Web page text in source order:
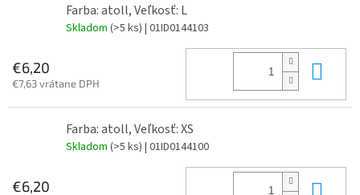
Farba: atoll, Veľkosť: L
Skladom (>5 ks) | 01ID0144103
€6,20
€7,63 vrátane DPH
Farba: atoll, Veľkosť: XS
Skladom (>5 ks) | 01ID0144100
€6,20